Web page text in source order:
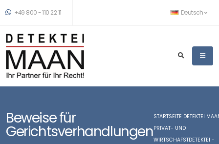
+49 800 - 110 22 11 Deutsch
Beweise für
Gerichtsverhandlungen
STARTSEITE DETEKTEI
PRIVAT- UND
WIRTSCHAFSTDETEKTEI -